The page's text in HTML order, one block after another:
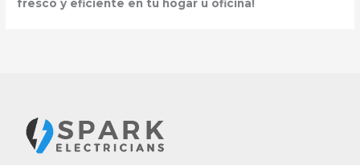
fresco y eficiente en tu hogar u oficina!